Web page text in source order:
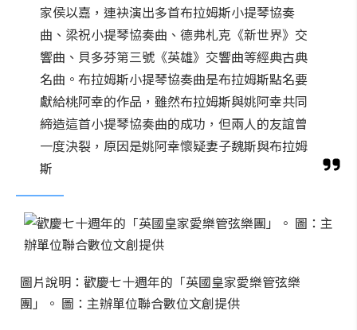
家侯以嘉，連袂演出多首布拉姆斯小提琴協奏
曲、梁祝小提琴協奏曲、德弗札克《新世界》交
響曲、貝多芬第三號《英雄》交響曲等經典古典
名曲。布拉姆斯小提琴協奏曲是布拉姆斯點名要
獻給桃阿幸的作品，雖然布拉姆斯與姚阿幸共同
締造這首小提琴協奏曲的成功，但兩人的友誼曾
一度決裂，原因是姚阿幸懷疑妻子魏斯與布拉姆
斯
圖片說明：歡慶七十週年的「英國皇家愛樂管弦樂
團」。 圖：主辦單位聯合數位文創提供